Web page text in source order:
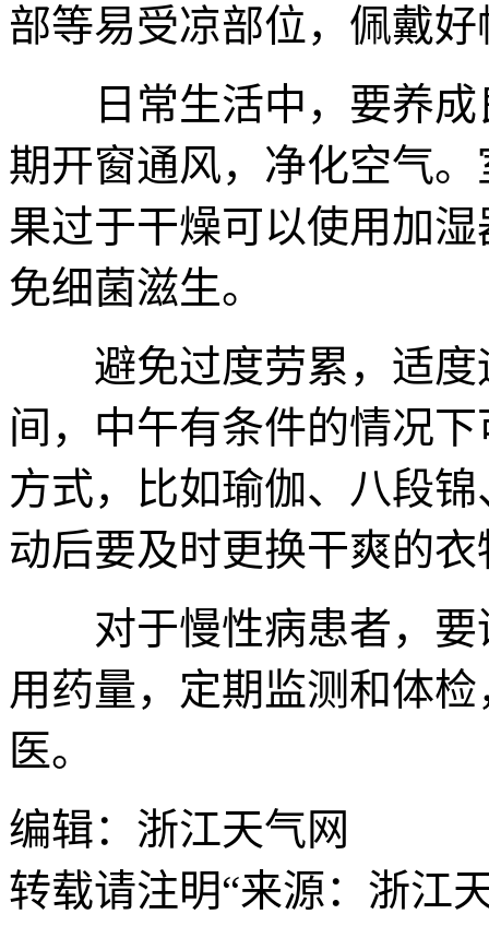
部等易受凉部位，佩戴
日常生活中，要养成
期开窗通风，净化空气
果过于干燥可以使用加
免细菌滋生。
避免过度劳累，适度
间，中午有条件的情况
方式，比如瑜伽、八段
动后要及时更换干爽的
对于慢性病患者，要
用药量，定期监测和体
医。
编辑：浙江天气网
转载请注明“来源：浙江